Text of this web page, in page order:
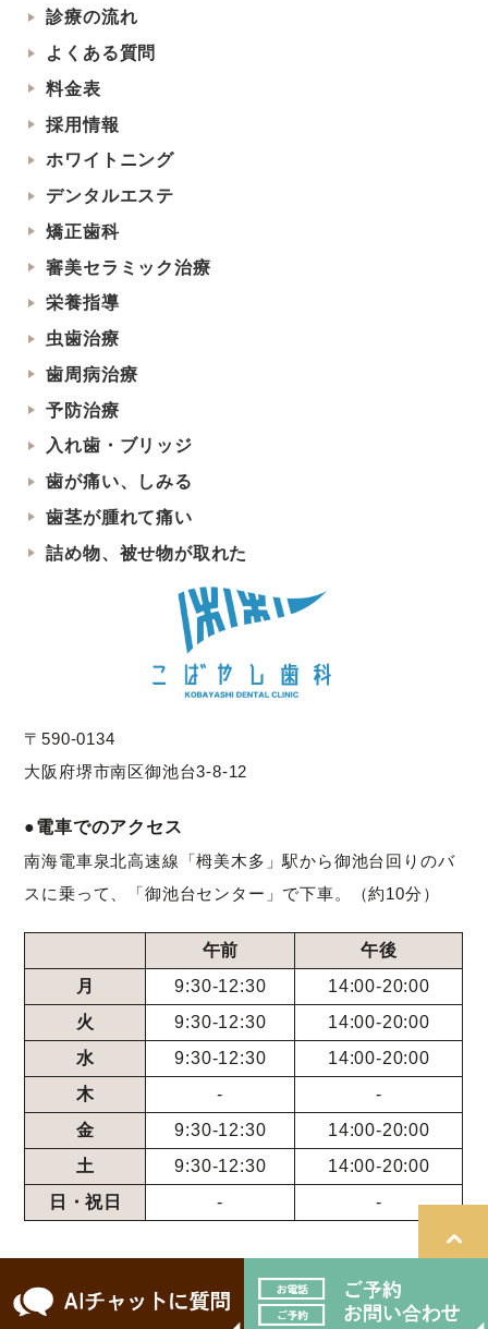
診療の流れ
よくある質問
料金表
採用情報
ホワイトニング
デンタルエステ
矯正歯科
審美セラミック治療
栄養指導
虫歯治療
歯周病治療
予防治療
入れ歯・ブリッジ
歯が痛い、しみる
歯茎が腫れて痛い
詰め物、被せ物が取れた
〒590-0134
大阪府堺市南区御池台3-8-12
●電車でのアクセス
南海電車泉北高速線「栂美木多」駅から御池台回りのバ
スに乗って、「御池台センター」で下車。（約10分）
午前
午後
月
9:30-12:30
14:00-20:00
火
9:30-12:30
14:00-20:00
水
9:30-12:30
14:00-20:00
木
-
-
金
9:30-12:30
14:00-20:00
土
9:30-12:30
14:00-20:00
日・祝日
- -
＞サイトマップ